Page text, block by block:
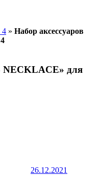
4 » Набор аксессуаров
NECKLACE» для
26.12.2021